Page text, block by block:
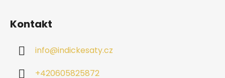
Kontakt
info@indickesaty.cz
+420605825872